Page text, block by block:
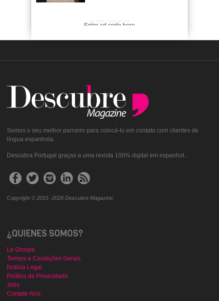
ADVERTISEMENT
Enter ad code here
Somos o seu melhor parceiro para colocá-lo em contato com clientes de
língua espanhola.
Descubra Portugal graças a uma revista 100% digital em espanhol..
Copyright © 2015 -2026 Descubre Magazine.
¿QUIENES SOMOS?
Le Groupe
Termos e Condições Gerais
Notícia Legal
Política de Privacidade
Jobs
Contate-Nos